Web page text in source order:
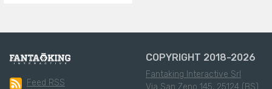
Feed RSS
COPYRIGHT 2018-2026
Fantaking Interactive Srl